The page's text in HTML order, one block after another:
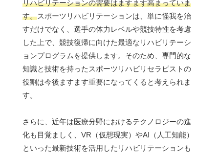
リハビリテーションの需要はますます高まっていま
す。スポーツリハビリテーションは、単に怪我を治
すだけでなく、選手の体力レベルや競技特性を考慮
した上で、競技復帰に向けた最適なリハビリテーシ
ョンプログラムを提供します。そのため、専門的な
知識と技術を持ったスポーツリハビリセラピストの
役割は今後ますます重要になってくると考えられま
す。
さらに、近年は医療分野におけるテクノロジーの進
化も目覚ましく、VR（仮想現実）やAI（人工知能）
といった最新技術を活用したリハビリテーションも